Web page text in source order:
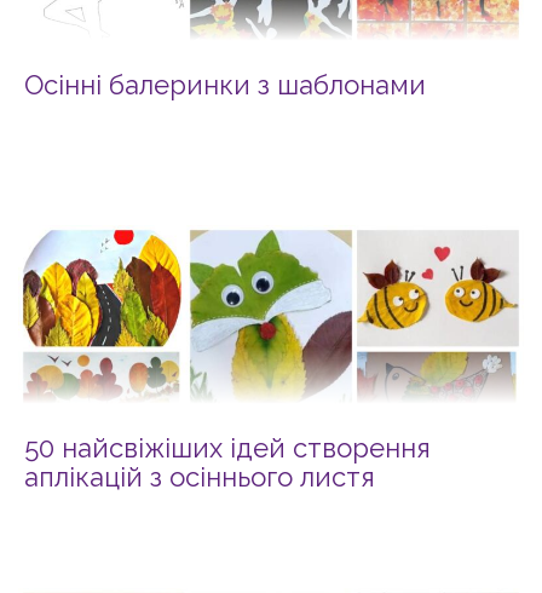
Осінні балеринки з шаблонами
50 найсвіжіших ідей створення
аплікацій з осіннього листя